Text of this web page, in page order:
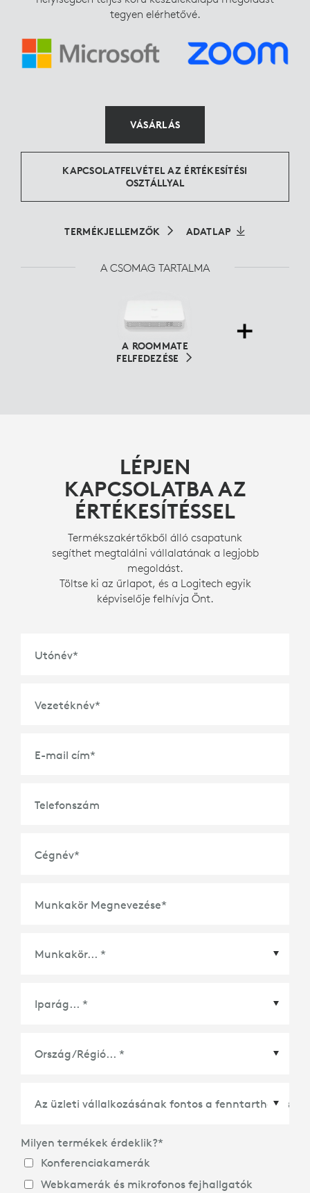
tegyen elérhetővé.
VÁSÁRLÁS
KAPCSOLATFELVÉTEL AZ ÉRTÉKESÍTÉSI
OSZTÁLLYAL
TERMÉKJELLEMZŐK ADATLAP
A CSOMAG TARTALMA
A ROOMMATE
FELFEDEZÉSE
LÉPJEN
KAPCSOLATBA AZ
ÉRTÉKESÍTÉSSEL
Termékszakértőkből álló csapatunk
segíthet megtalálni vállalatának a legjobb
megoldást.
Töltse ki az űrlapot, és a Logitech egyik
képviselője felhívja Önt.
Utónév*
Vezetéknév*
E-mail cím*
Telefonszám
Cégnév*
Munkakör Megnevezése*
Ország/Régió
Milyen termékek érdeklik?*
Konferenciakamerák
Webkamerák és mikrofonos fejhallgatók